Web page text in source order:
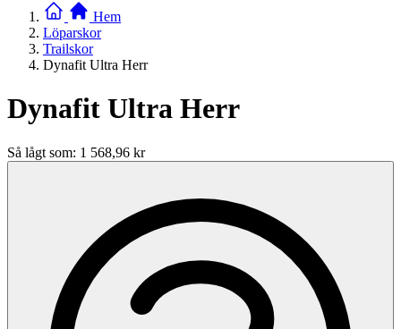
Hem
Löparskor
Trailskor
Dynafit Ultra Herr
Dynafit Ultra Herr
Så lågt som: 1 568,96 kr